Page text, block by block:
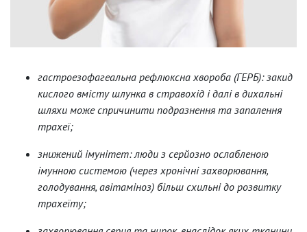
гастроезофагеальна рефлюксна хвороба (ГЕРБ): закид
кислого вмісту шлунка в стравохід і далі в дихальні
шляхи може спричинити подразнення та запалення
трахеї;
знижений імунітет: люди з серйозно ослабленою
імунною системою (через хронічні захворювання,
голодування, авітаміноз) більш схильні до розвитку
трахеїту;